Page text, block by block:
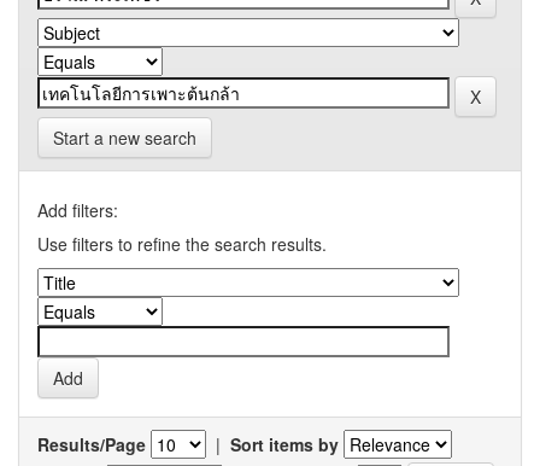
Start a new search
Add filters:
Use filters to refine the search results.
Results/Page | Sort items by